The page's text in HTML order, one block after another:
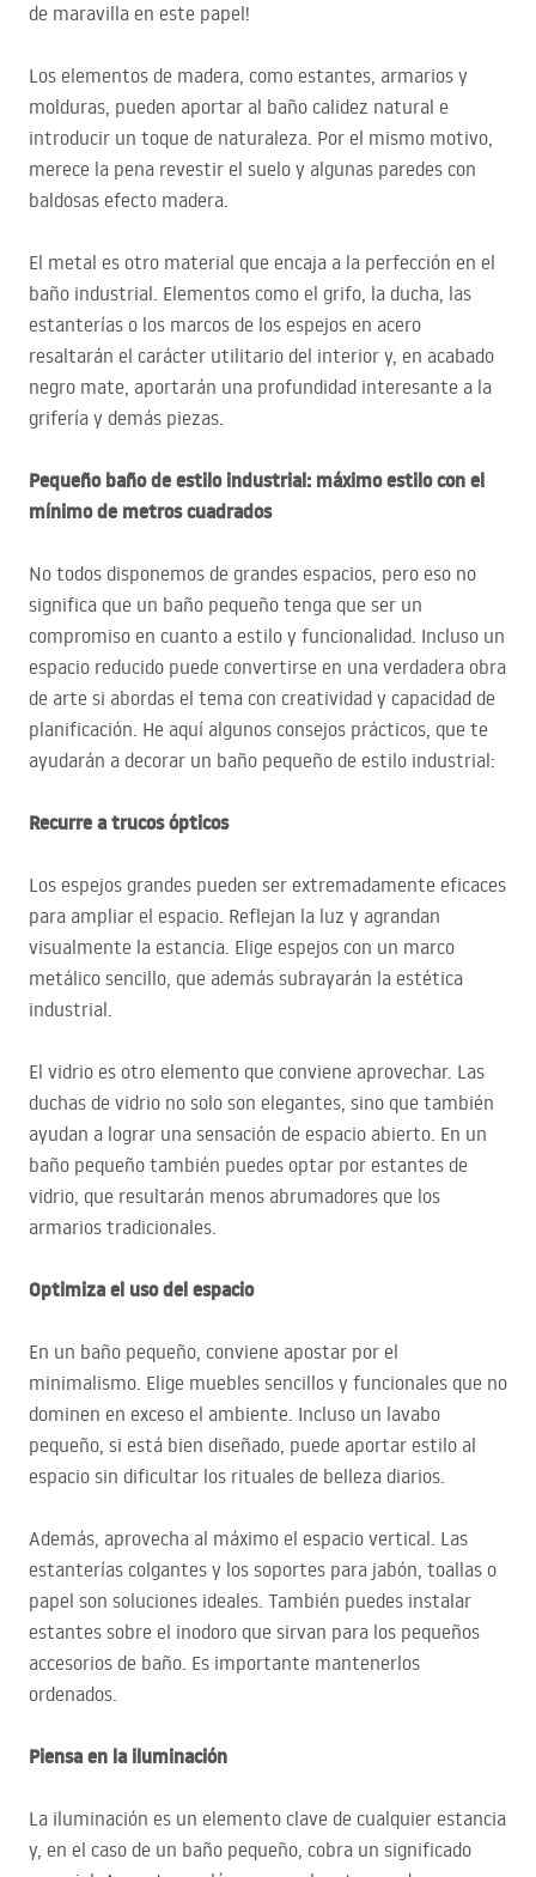
de maravilla en este papel!
Los elementos de madera, como estantes, armarios y
molduras, pueden aportar al baño calidez natural e
introducir un toque de naturaleza. Por el mismo motivo,
merece la pena revestir el suelo y algunas paredes con
baldosas efecto madera.
El metal es otro material que encaja a la perfección en el
baño industrial. Elementos como el grifo, la ducha, las
estanterías o los marcos de los espejos en acero
resaltarán el carácter utilitario del interior y, en acabado
negro mate, aportarán una profundidad interesante a la
grifería y demás piezas.
Pequeño baño de estilo industrial: máximo estilo con el
mínimo de metros cuadrados
No todos disponemos de grandes espacios, pero eso no
significa que un baño pequeño tenga que ser un
compromiso en cuanto a estilo y funcionalidad. Incluso un
espacio reducido puede convertirse en una verdadera obra
de arte si abordas el tema con creatividad y capacidad de
planificación. He aquí algunos consejos prácticos, que te
ayudarán a decorar un baño pequeño de estilo industrial:
Recurre a trucos ópticos
Los espejos grandes pueden ser extremadamente eficaces
para ampliar el espacio. Reflejan la luz y agrandan
visualmente la estancia. Elige espejos con un marco
metálico sencillo, que además subrayarán la estética
industrial.
El vidrio es otro elemento que conviene aprovechar. Las
duchas de vidrio no solo son elegantes, sino que también
ayudan a lograr una sensación de espacio abierto. En un
baño pequeño también puedes optar por estantes de
vidrio, que resultarán menos abrumadores que los
armarios tradicionales.
Optimiza el uso del espacio
En un baño pequeño, conviene apostar por el
minimalismo. Elige muebles sencillos y funcionales que no
dominen en exceso el ambiente. Incluso un lavabo
pequeño, si está bien diseñado, puede aportar estilo al
espacio sin dificultar los rituales de belleza diarios.
Además, aprovecha al máximo el espacio vertical. Las
estanterías colgantes y los soportes para jabón, toallas o
papel son soluciones ideales. También puedes instalar
estantes sobre el inodoro que sirvan para los pequeños
accesorios de baño. Es importante mantenerlos
ordenados.
Piensa en la iluminación
La iluminación es un elemento clave de cualquier estancia
y, en el caso de un baño pequeño, cobra un significado